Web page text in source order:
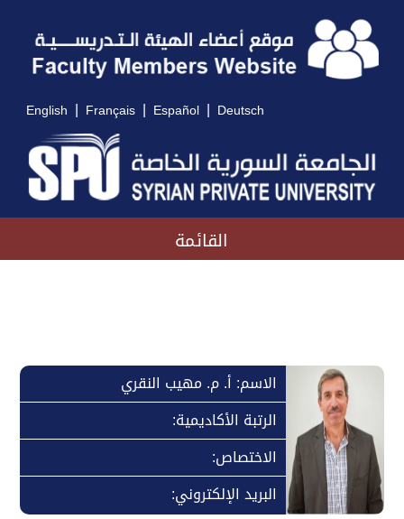
English | Français | Español | Deutsch
القائمة
الاسم: أ. م. مهيب النقري
الرتبة الأكاديمية:
الاختصاص:
البريد الإلكتروني: